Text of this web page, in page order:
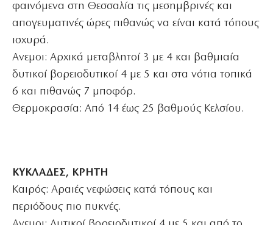
φαινόμενα στη Θεσσαλία τις μεσημβρινές και
απογευματινές ώρες πιθανώς να είναι κατά τόπους
ισχυρά.
Ανεμοι: Αρχικά μεταβλητοί 3 με 4 και βαθμιαία
δυτικοί βορειοδυτικοί 4 με 5 και στα νότια τοπικά
6 και πιθανώς 7 μποφόρ.
Θερμοκρασία: Από 14 έως 25 βαθμούς Κελσίου.
ΚΥΚΛΑΔΕΣ, ΚΡΗΤΗ
Καιρός: Αραιές νεφώσεις κατά τόπους και
περιόδους πιο πυκνές.